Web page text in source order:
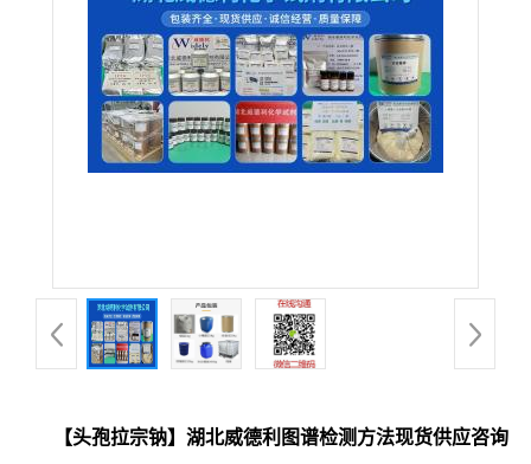
【头孢拉宗钠】湖北威德利图谱检测方法现货供应咨询